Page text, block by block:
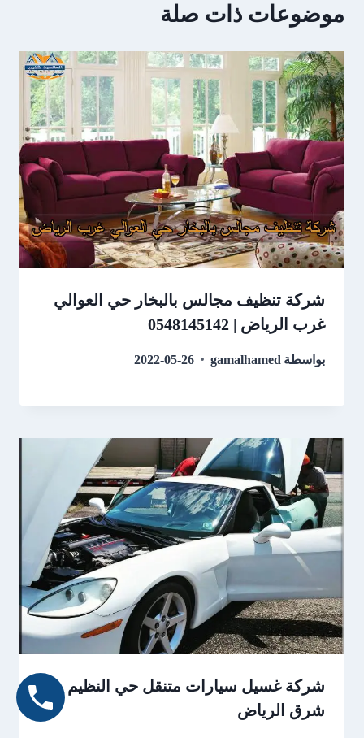
موضوعات ذات صلة
شركة تنظيف مجالس بالبخار حي العوالي
غرب الرياض | 0548145142
بواسطة gamalhamed
2022-05-26
شركة غسيل سيارات متنقل حي النظيم
شرق الرياض